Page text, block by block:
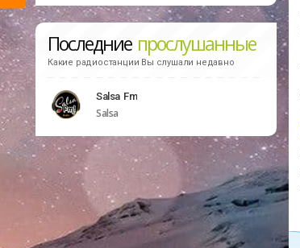
Последние прослушанные
Какие радиостанции Вы слушали недавно
Salsa Fm
Salsa